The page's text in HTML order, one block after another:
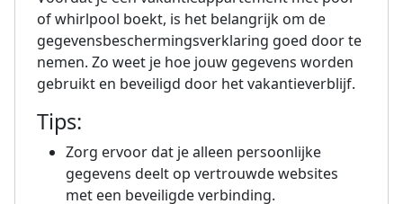
of whirlpool boekt, is het belangrijk om de
gegevensbeschermingsverklaring goed door te
nemen. Zo weet je hoe jouw gegevens worden
gebruikt en beveiligd door het vakantieverblijf.
Tips:
Zorg ervoor dat je alleen persoonlijke
gegevens deelt op vertrouwde websites
met een beveiligde verbinding.